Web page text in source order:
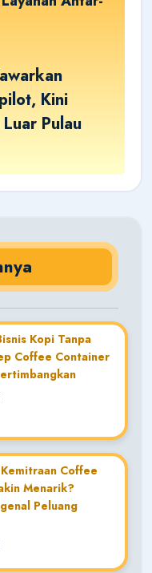
Kini
Pulau
Kopi Tanpa
Coffee Container
Coffee
Menarik?
Peluang